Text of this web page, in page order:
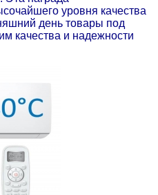
уровня качества
день товары под
качества и надежности